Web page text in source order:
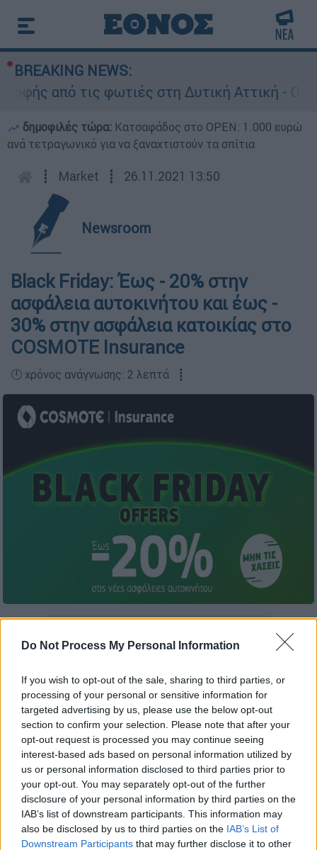
Do Not Process My Personal Information
If you wish to opt-out of the sale, sharing to third parties, or
processing of your personal or sensitive information for
targeted advertising by us, please use the below opt-out
section to confirm your selection. Please note that after your
opt-out request is processed you may continue seeing
interest-based ads based on personal information utilized by
us or personal information disclosed to third parties prior to
your opt-out. You may separately opt-out of the further
disclosure of your personal information by third parties on the
IAB’s list of downstream participants. This information may
also be disclosed by us to third parties on the IAB’s List of
Downstream Participants that may further disclose it to other
BREAKING NEWS:
από τις φωτιές στη Δυτική Αττική - Οι
δημοφιλές τώρα: Κατσαφάδος στο OPEN: 1.000 ευρώ
ανά τετραγωνικό για να ξαναχτιστούν τα σπίτια
┋ Market ┋ 26.11.2021 13:50
Newsroom
Black Friday: Έως - 20% στην
ασφάλεια αυτοκινήτου και έως -
30% στην ασφάλεια κατοικίας στο
COSMOTE Insurance
🕛 χρόνος ανάγνωσης: 2 λεπτά ┋
Μοναδικές Black Friday προσφορές με
20% στην ασφάλεια αυτοκινήτου, έως-15%
στην ασφάλεια μηχανήςκαιέως - 30% στην
ασφάλεια κατοικίαςθα βρουν οι
καταναλωτές στοCOSMOTE Insurance
ψηφιακή πλατφόρμα σύγκρισης και αγοράς
ασφαλειών της COSMOTE. Οι προσφορές
ισχύουν από τις24 έως καιτις28
Νοεμβρίου,για νέες ασφάλειες αυτοκινήτου,
μηχανής ή κατοικίας.